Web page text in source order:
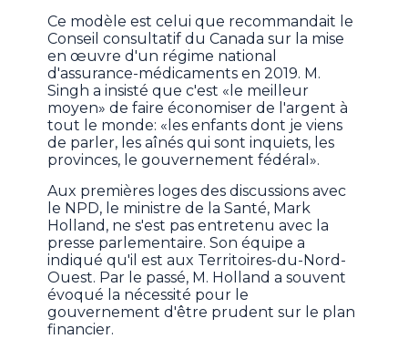
Ce modèle est celui que recommandait le
Conseil consultatif du Canada sur la mise
en œuvre d'un régime national
d'assurance-médicaments en 2019. M.
Singh a insisté que c'est «le meilleur
moyen» de faire économiser de l'argent à
tout le monde: «les enfants dont je viens
de parler, les aînés qui sont inquiets, les
provinces, le gouvernement fédéral».
Aux premières loges des discussions avec
le NPD, le ministre de la Santé, Mark
Holland, ne s'est pas entretenu avec la
presse parlementaire. Son équipe a
indiqué qu'il est aux Territoires-du-Nord-
Ouest. Par le passé, M. Holland a souvent
évoqué la nécessité pour le
gouvernement d'être prudent sur le plan
financier.